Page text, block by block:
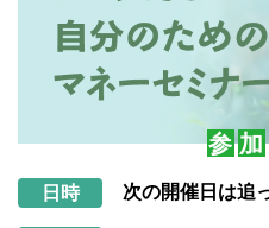
参 加
日時 次の開催日は追